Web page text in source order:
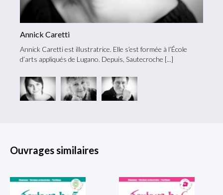
Annick Caretti
Annick Caretti est illustratrice. Elle s’est formée à l’École
d’arts appliqués de Lugano. Depuis, Sautecroche
Ouvrages similaires